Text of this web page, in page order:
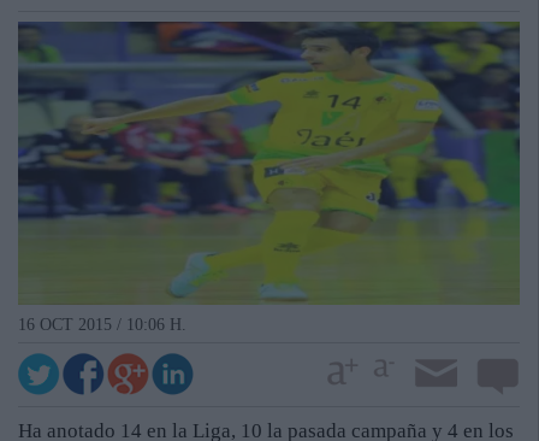
16 OCT 2015 / 10:06 H.
Ha anotado 14 en la Liga, 10 la pasada campaña y 4 en los